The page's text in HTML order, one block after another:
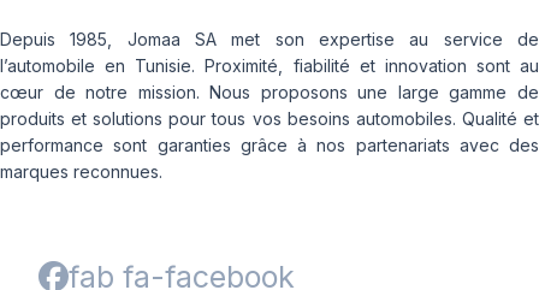
Depuis 1985, Jomaa SA met son expertise au service de
l’automobile en Tunisie. Proximité, fiabilité et innovation sont au
cœur de notre mission. Nous proposons une large gamme de
produits et solutions pour tous vos besoins automobiles. Qualité et
performance sont garanties grâce à nos partenariats avec des
marques reconnues.
fab fa-facebook